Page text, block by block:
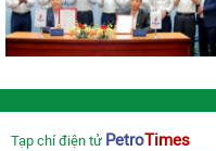
Tạp chí điện tử PetroTimes